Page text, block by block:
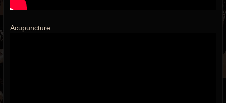
Acupuncture